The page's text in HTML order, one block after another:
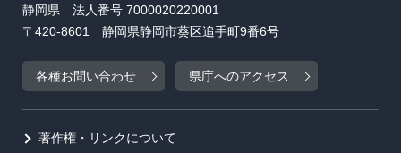
静岡県 法人番号 7000020220001
〒420-8601 静岡県静岡市葵区追手町9番6号
各種お問い合わせ 県庁へのアクセス
著作権・リンクについて